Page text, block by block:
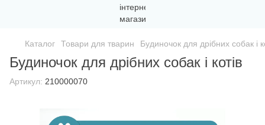
Каталог Товари для тварин Будиночок для дрібних собак і
Будиночок для дрібних собак і котів
Артикул: 210000070